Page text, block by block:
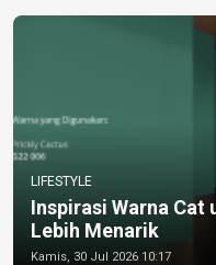
LIFESTYLE
Inspirasi Warna Cat
Lebih Menarik
Kamis, 30 Jul 2026 10:17